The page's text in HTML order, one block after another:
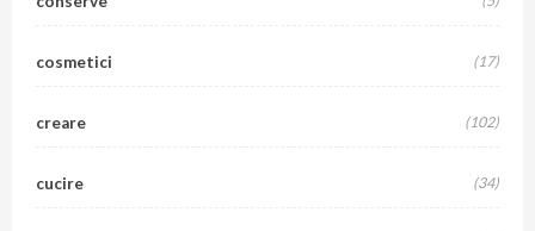
cosmetici (17)
creare (102)
cucire (34)